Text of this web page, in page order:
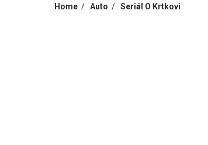
Home Auto Seriál O Krtkovi